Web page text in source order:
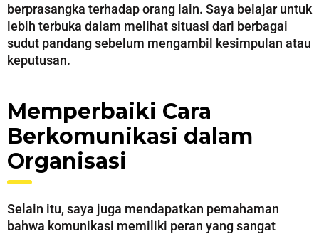
berprasangka terhadap orang lain. Saya belajar untuk
lebih terbuka dalam melihat situasi dari berbagai
sudut pandang sebelum mengambil kesimpulan atau
keputusan.
Memperbaiki Cara
Berkomunikasi dalam
Organisasi
Selain itu, saya juga mendapatkan pemahaman
bahwa komunikasi memiliki peran yang sangat